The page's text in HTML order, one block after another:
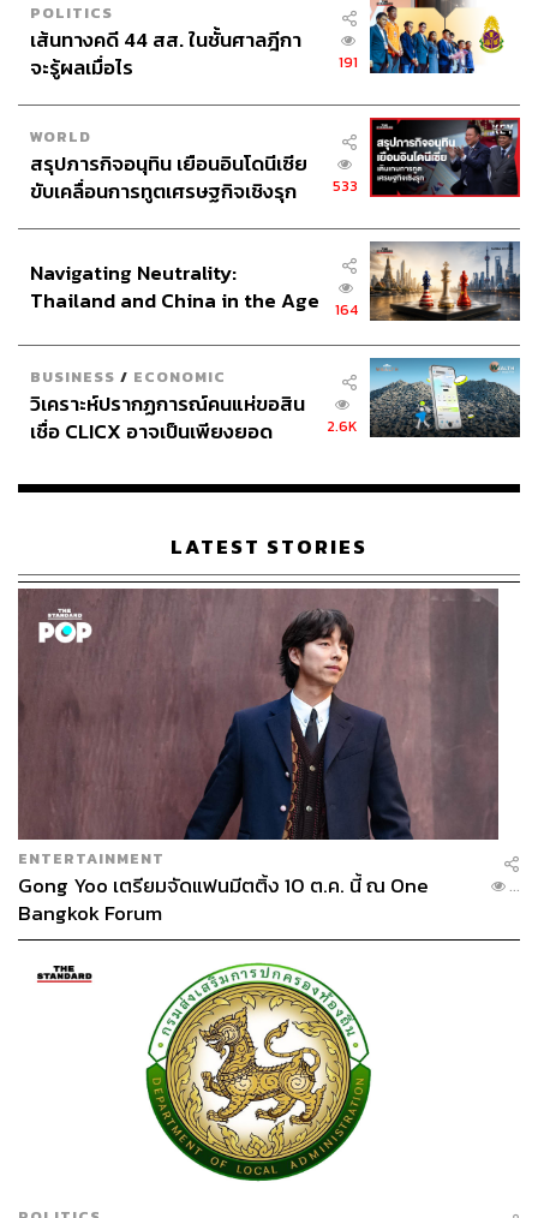
POLITICS
เส้นทางคดี 44 สส. ในชั้นศาลฎีกา
จะรู้ผลเมื่อไร
191
WORLD
สรุปภารกิจอนุทิน เยือนอินโดนีเซีย
ขับเคลื่อนการทูตเศรษฐกิจเชิงรุก
533
Navigating Neutrality:
Thailand and China in the Age
164
BUSINESS / ECONOMIC
วิเคราะห์ปรากฏการณ์คนแห่ขอสิน
เชื่อ CLICX อาจเป็นเพียงยอด
เรือนไทยที่ถูกซุกไว้
2.6K
LATEST STORIES
ENTERTAINMENT
Gong Yoo เตรียมจัดแฟนมีตติ้ง 10 ต.ค. นี้ ณ One
Bangkok Forum
...